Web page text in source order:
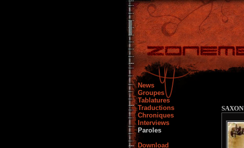
News
Groupes
Tablatures
Traductions
Chroniques
Interviews
Paroles
Download
SAXON